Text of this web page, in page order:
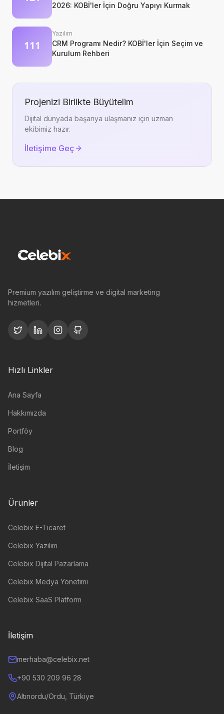
2026: KOBİ'ler İçin Doğru Yapıyı Kurmak
Yazılım
CRM Programı Nedir? KOBİ'ler İçin Seçim ve
Kurulum Rehberi
Projenizi Birlikte Büyütelim
Dijital dünyada başarıya ulaşmanız için uzman
ekibimiz hazır.
İletişime Geç
Premium yazılım geliştirme ve digital marketing
hizmetleri.
Hızlı Linkler
Ana Sayfa
Hakkımızda
Portföy
Blog
İletişim
Ürünler
Celebix E-Ticaret
Celebix Yazılım
Celebix Dijital Pazarlama
Celebix Medya Yönetimi
Celebix SaaS Platform
İletişim
merhaba@celebix.net
+90 530 209 96 28
Altınordu/Ordu, Türkiye